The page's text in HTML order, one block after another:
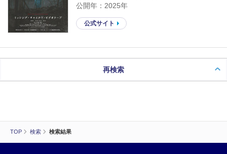
TOP 検索 検索結果
公開年：2025年
公式サイト
再検索